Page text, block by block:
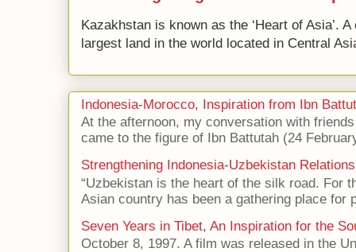
Kazakhstan is known as the ‘Heart of Asia’.
largest land in the world located in Central
Indonesia-Morocco, Inspiration from Ibn
At the afternoon, my conversation with
came to the figure of Ibn Battutah (24
Strengthening Indonesia-Uzbekistan Relations
“Uzbekistan is the heart of the silk road. For
Asian country has been a gathering place for
Seven Years in Tibet, An Inspiration for the
October 8, 1997. A film was released in the